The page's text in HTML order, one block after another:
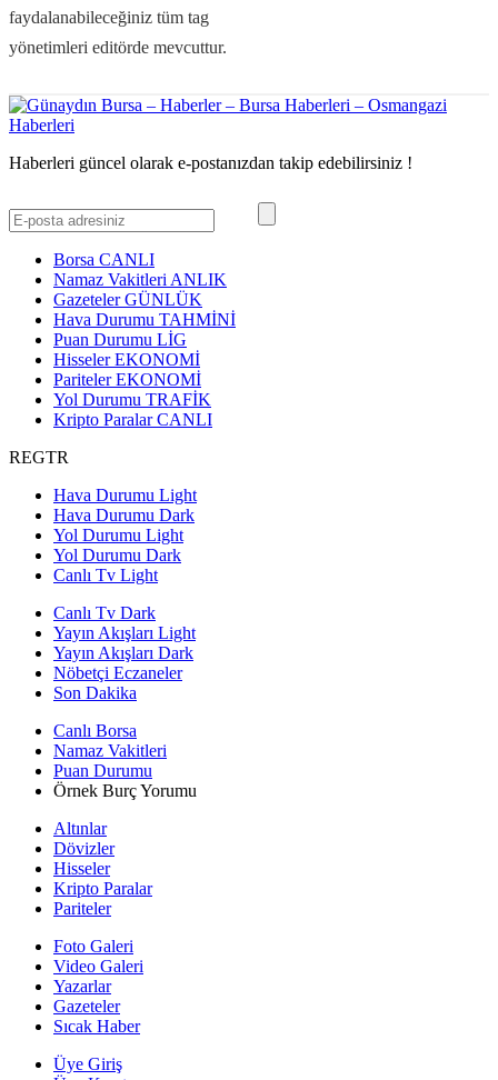
faydalanabileceğiniz tüm tag
yönetimleri editörde mevcuttur.
Haberleri güncel olarak e-postanızdan takip edebilirsiniz !
Borsa CANLI
Namaz Vakitleri ANLIK
GazetelerGÜNLÜK
Hava Durumu TAHMİNİ
Puan Durumu LİG
HisselerEKONOMİ
ParitelerEKONOMİ
Yol Durumu TRAFİK
Kripto ParalarCANLI
REGTR
Hava Durumu Light
Hava Durumu Dark
Yol Durumu Light
Yol Durumu Dark
Canlı Tv Light
Canlı Tv Dark
Yayın Akışları Light
Yayın Akışları Dark
Nöbetçi Eczaneler
Son Dakika
Canlı Borsa
Namaz Vakitleri
Puan Durumu
Örnek Burç Yorumu
Altınlar
Dövizler
Hisseler
Kripto Paralar
Pariteler
Foto Galeri
Video Galeri
Yazarlar
Gazeteler
Sıcak Haber
Üye Giriş